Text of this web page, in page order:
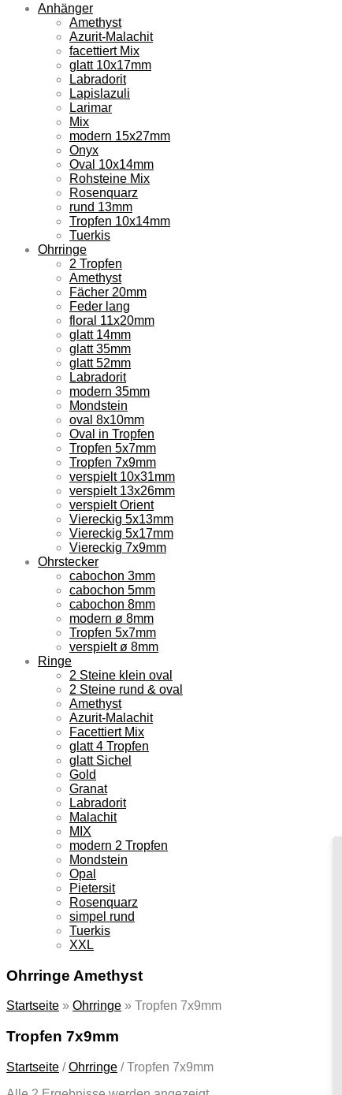
Anhänger
Amethyst
Azurit-Malachit
facettiert Mix
glatt 10x17mm
Labradorit
Lapislazuli
Larimar
Mix
modern 15x27mm
Onyx
Oval 10x14mm
Rohsteine Mix
Rosenquarz
rund 13mm
Tropfen 10x14mm
Tuerkis
Ohrringe
2 Tropfen
Amethyst
Fächer 20mm
Feder lang
floral 11x20mm
glatt 14mm
glatt 35mm
glatt 52mm
Labradorit
modern 35mm
Mondstein
oval 8x10mm
Oval in Tropfen
Tropfen 5x7mm
Tropfen 7x9mm
verspielt 10x31mm
verspielt 13x26mm
verspielt Orient
Viereckig 5x13mm
Viereckig 5x17mm
Viereckig 7x9mm
Ohrstecker
cabochon 3mm
cabochon 5mm
cabochon 8mm
modern ø 8mm
Tropfen 5x7mm
verspielt ø 8mm
Ringe
2 Steine klein oval
2 Steine rund & oval
Amethyst
Azurit-Malachit
Facettiert Mix
glatt 4 Tropfen
glatt Sichel
Gold
Granat
Labradorit
Malachit
MIX
modern 2 Tropfen
Mondstein
Opal
Pietersit
Rosenquarz
simpel rund
Tuerkis
XXL
Ohrringe Amethyst
Startseite » Ohrringe » Tropfen 7x9mm
Tropfen 7x9mm
Startseite /Ohrringe /Tropfen 7x9mm